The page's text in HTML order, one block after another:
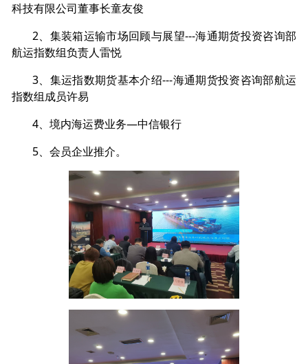
科技有限公司董事长童友俊
2、集装箱运输市场回顾与展望---海通期货投资咨询部
航运指数组负责人雷悦
3、集运指数期货基本介绍---海通期货投资咨询部航运
指数组成员许易
4、境内海运费业务—中信银行
5、会员企业推介。